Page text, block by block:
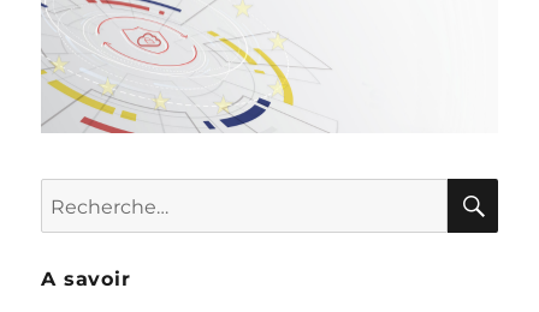
Recherche
pour :
A savoir